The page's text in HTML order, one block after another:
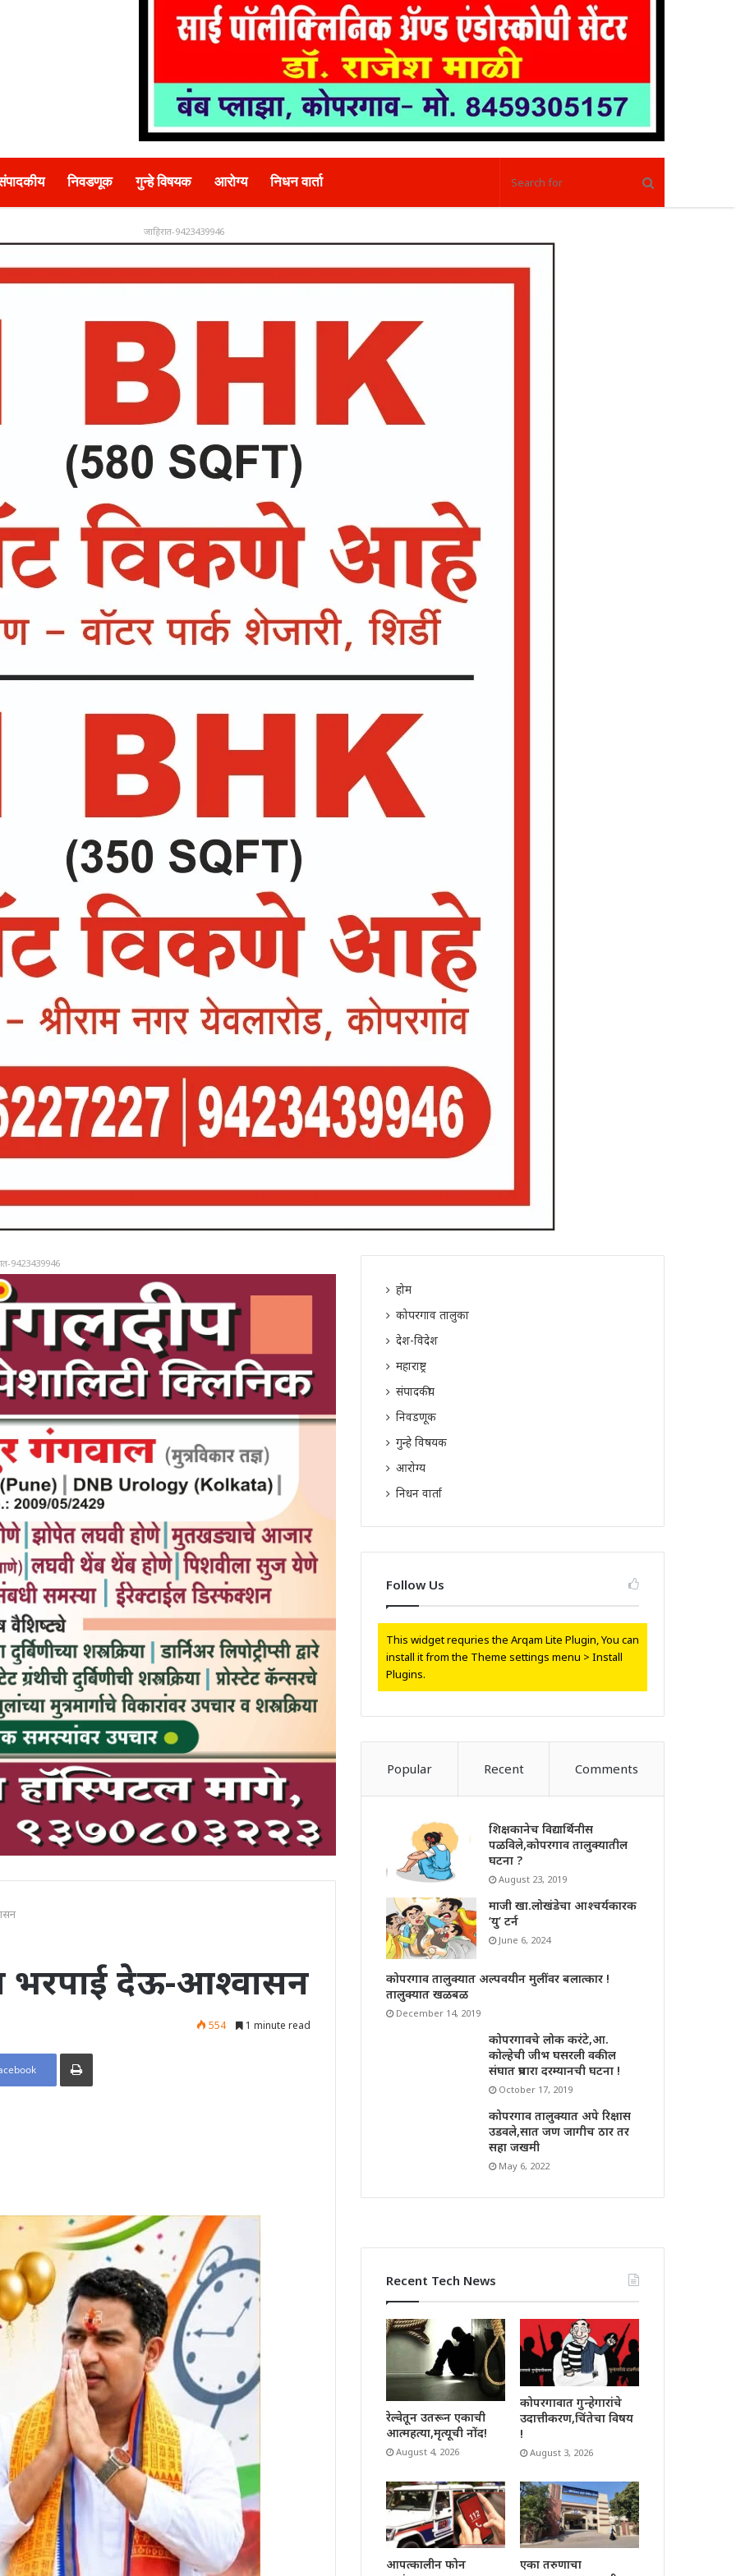
निवडणूक गुन्हे विषयक आरोग्य निधन वार्ता
जाहिरात-9423439946
9423439946
भरपाई देऊ-आश्वासन
554 1 minute read
Print
होम
कोपरगाव तालुका
देश-विदेश
महाराष्ट्र
संपादकीय
निवडणूक
गुन्हे विषयक
आरोग्य
निधन वार्ता
Follow Us
This widget requries the Arqam Lite Plugin, You can
install it from the Theme settings menu > Install
Plugins.
Popular Recent Comments
शिक्षकानेच विद्यार्थिनीस
पळविले,कोपरगाव तालुक्यातील
घटना ?
August 23, 2019
माजी खा.लोखंडेचा आश्चर्यकारक
‘यु’ टर्न
June 6, 2024
कोपरगाव तालुक्यात अल्पवयीन मुलींवर बलात्कार !
तालुक्यात खळबळ
December 14, 2019
कोपरगावचे लोक करंटे,आ.
कोल्हेची जीभ घसरली वकील
संघात प्रचारा दरम्यानची घटना !
October 17, 2019
कोपरगाव तालुक्यात अपे रिक्षास
उडवले,सात जण जागीच ठार तर
सहा जखमी
May 6, 2022
Recent Tech News
रेल्वेतून उतरून एकाची
आत्महत्या,मृत्यूची नोंद!
August 4, 2026
कोपरगावात गुन्हेगारांचे
उदात्तीकरण,चिंतेचा विषय
!
August 3, 2026
आपत्कालीन फोन
एका तरुणाचा